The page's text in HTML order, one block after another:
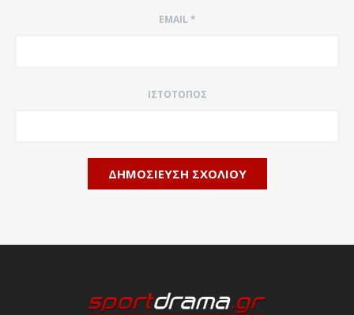
EMAIL*
ΙΣΤΌΤΟΠΟΣ